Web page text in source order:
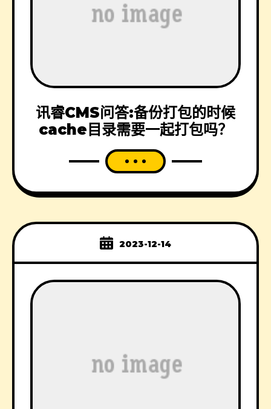
讯睿CMS问答:备份打包的时候
cache目录需要一起打包吗？
2023-12-14